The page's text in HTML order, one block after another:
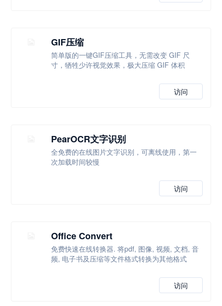
GIF压缩
简单版的一键GIF压缩工具，无需改变 GIF 尺
寸，牺牲少许视觉效果，极大压缩 GIF 体积
访问
PearOCR文字识别
全免费的在线图片文字识别，可离线使用，第一
次加载时间较慢
访问
Office Convert
免费快速在线转换器. 将pdf, 图像, 视频, 文档, 音
频, 电子书及压缩等文件格式转换为其他格式
访问